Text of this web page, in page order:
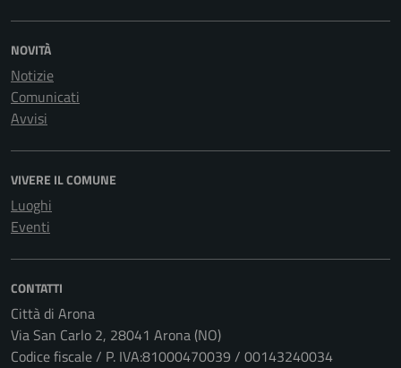
NOVITÀ
Notizie
Comunicati
Avvisi
VIVERE IL COMUNE
Luoghi
Eventi
CONTATTI
Città di Arona
Via San Carlo 2, 28041 Arona (NO)
Codice fiscale / P. IVA:81000470039 / 00143240034